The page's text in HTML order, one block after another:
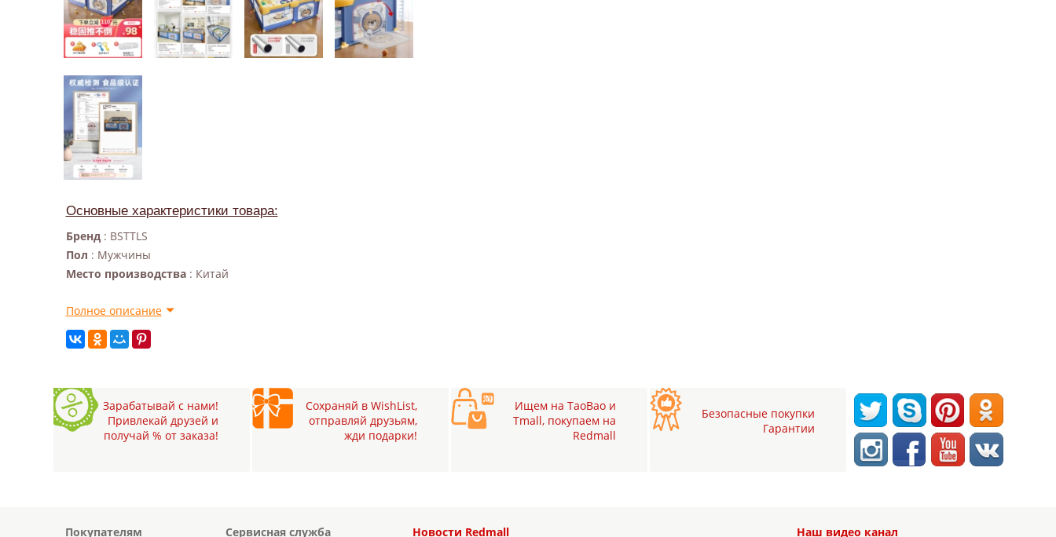
Основные характеристики товара:
Бренд : BSTTLS
Пол : Мужчины
Место производства : Китай
Полное описание
Зарабатывай с нами!
Привлекай друзей и
получай % от заказа!
Сохраняй в WishList,
отправляй друзьям,
жди подарки!
Ищем на TaoBao и
Tmall, покупаем на
Redmall
Безопасные покупки
Гарантии
Покупателям Сервисная служба Новости Redmall Наш видео канал